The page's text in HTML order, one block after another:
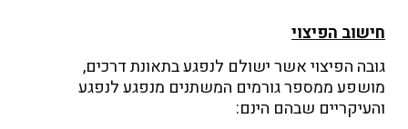
חישוב הפיצוי
גובה הפיצוי אשר ישולם לנפגע בתאונת דרכים,
מושפע ממספר גורמים המשתנים מנפגע לנפגע
והעיקריים שבהם הינם: